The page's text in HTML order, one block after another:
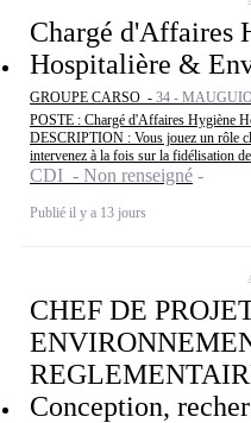
Chargé d'Affaires
Hospitalière &
GROUPE CARSO - 34 - MAUGUIO
POSTE : Chargé d'Affaires Hygiène
DESCRIPTION : Vous jouez un rôle
intervenez à la fois sur la fidélisation
CDI - Non renseigné
Publié il y a 13 jours
CHEF DE
Conception,